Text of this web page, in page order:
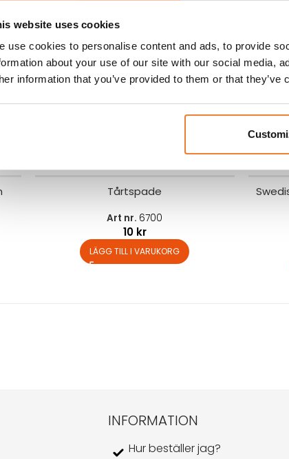
website uses cookies
use cookies to personalise content and ads, to provide
about your use of our site with our social media,
information that you’ve provided to them or that
av tårtor eller kakor. Lock hyrs
MÅTT:
Tårtspade
Art nr. 6700
10 kr
LÄGG TILL I VARUKORG
INFORMATION
Hur beställer jag?